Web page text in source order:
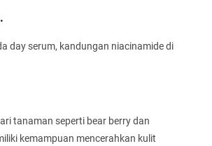
day serum, kandungan niacinamide di
tanaman seperti bear berry dan
kemampuan mencerahkan kulit